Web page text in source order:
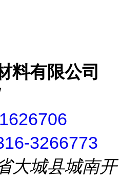
料有限公司
3266773
大城县城南开